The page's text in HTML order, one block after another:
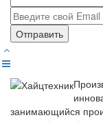
Отправить
занимающийся